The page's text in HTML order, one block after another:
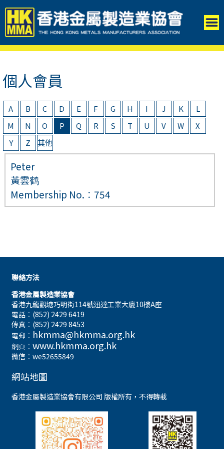
個人會員
A B C D E F G H I J K
L
M
N O P Q R S T U V W
X
Y
Z 其他
Peter
黃雲鹤
Membership No.︰754
聯絡方法
香港金屬製造業協會
香港九龍觀塘巧明街114號迅達工業大廈10樓A座
電話︰(852) 2429 6419
傳真︰(852) 2429 8453
電郵︰ hkmma@hkmma.org.hk
網頁︰ www.hkmma.org.hk
微信︰we52655849
網站地圖
香港金屬製造業協會有限公司 版權所有，不得轉載